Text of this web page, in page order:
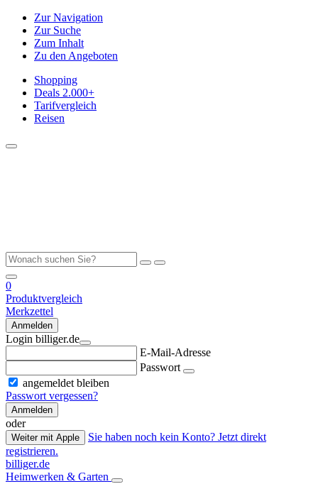
Zur Navigation
Zur Suche
Zum Inhalt
Zu den Angeboten
Shopping
Deals 2.000+
Tarifvergleich
Reisen
0
Produktvergleich
Merkzettel
Anmelden
Login billiger.de
E-Mail-Adresse
Passwort
angemeldet bleiben
Passwort vergessen?
Anmelden
oder
Weiter mit Apple
Sie haben noch kein Konto? Jetzt direkt
registrieren.
billiger.de
Heimwerken & Garten